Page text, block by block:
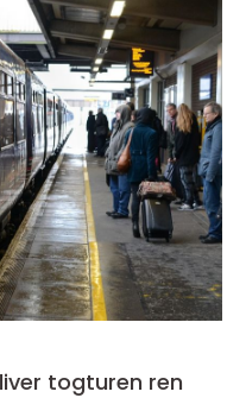
togturen ren